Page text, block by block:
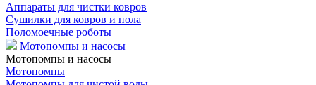
Аппараты для чистки ковров
Сушилки для ковров и пола
Поломоечные роботы
Мотопомпы и насосы
Мотопомпы и насосы
Мотопомпы